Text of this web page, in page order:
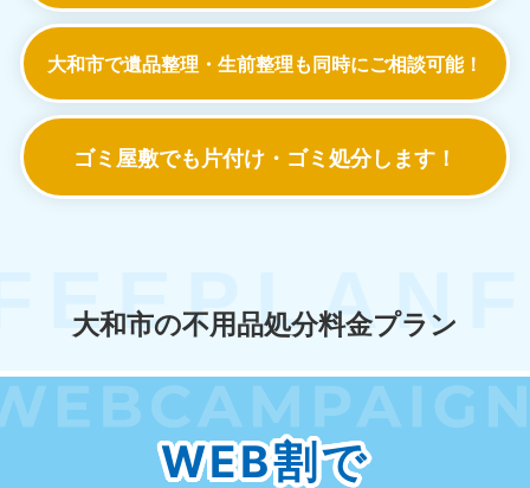
大和市で遺品整理・生前整理も同時にご相談可能！
ゴミ屋敷でも 片付け・ゴミ処分します！
大和市の不用品処分料金プラン
WEB割で